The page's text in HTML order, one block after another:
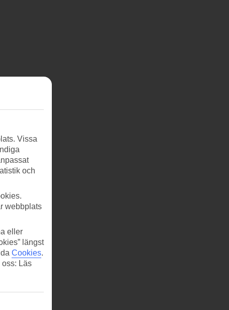
Vissa
och
webbplats
eller
längst
Cookies.
oss: Läs